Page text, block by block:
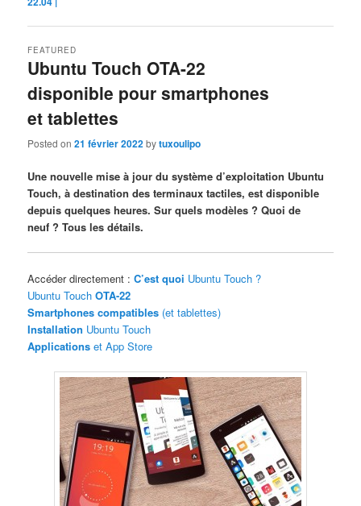
Ubuntu Touch OTA-22
disponible pour smartphones
et tablettes
FEATURED
Posted on21 février 2022bytuxoulipo
Une nouvelle mise à jour du système d’exploitation Ubuntu
Touch, à destination des terminaux tactiles, est disponible
depuis quelques heures. Sur quels modèles ? Quoi de
neuf ? Tous les détails.
Accéder directement :C’est quoi Ubuntu Touch ?
Ubuntu TouchOTA-22
Smartphones compatibles (et tablettes)
Installation Ubuntu Touch
Applications et App Store